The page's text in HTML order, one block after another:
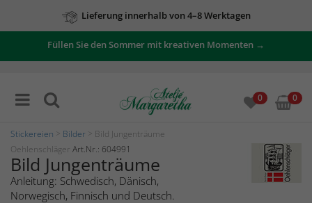
Lieferung innerhalb von 4–8 Werktagen
Füllen Sie den Sommer mit kreativen Momenten →
0 0
Stickereien Bilder > Bild Jungenträume
Oehlenschläger Art.Nr.: 604991
Bild Jungenträume
Anleitung: Schwedisch, Dänisch,
Norwegisch, Finnisch und Deutsch.